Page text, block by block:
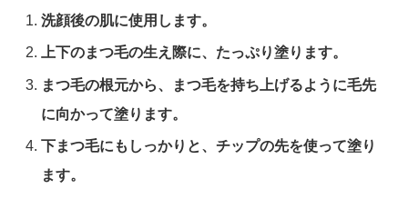
洗顔後の肌に使用します。
上下のまつ毛の生え際に、たっぷり塗ります。
まつ毛の根元から、まつ毛を持ち上げるように毛先
に向かって塗ります。
下まつ毛にもしっかりと、チップの先を使って塗り
ます。